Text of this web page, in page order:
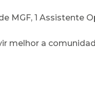
MGF, 1 Assistente
melhor a